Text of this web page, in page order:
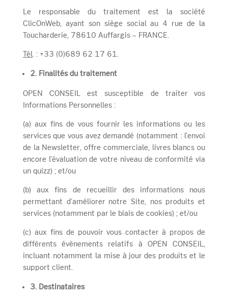
Le responsable du traitement est la société
ClicOnWeb, ayant son siège social au 4 rue de la
Toucharderie, 78610 Auffargis – FRANCE.
Tél . : +33 (0)689 62 17 61.
2. Finalités du traitement
OPEN CONSEIL est susceptible de traiter vos
Informations Personnelles :
(a) aux fins de vous fournir les informations ou les
services que vous avez demandé (notamment : l’envoi
de la Newsletter, offre commerciale, livres blancs ou
encore l’évaluation de votre niveau de conformité via
un quizz) ; et/ou
(b) aux fins de recueillir des informations nous
permettant d’améliorer notre Site, nos produits et
services (notamment par le biais de cookies) ; et/ou
(c) aux fins de pouvoir vous contacter à propos de
différents évènements relatifs à OPEN CONSEIL,
incluant notamment la mise à jour des produits et le
support client.
3. Destinataires